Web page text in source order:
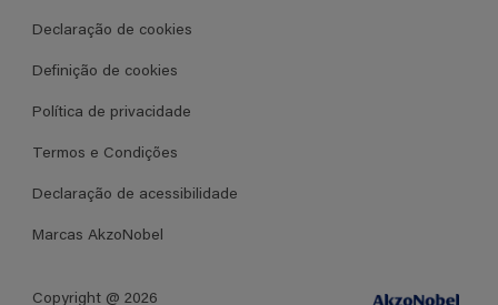
Declaração de cookies
Definição de cookies
Política de privacidade
Termos e Condições
Declaração de acessibilidade
Marcas AkzoNobel
Copyright @ 2026